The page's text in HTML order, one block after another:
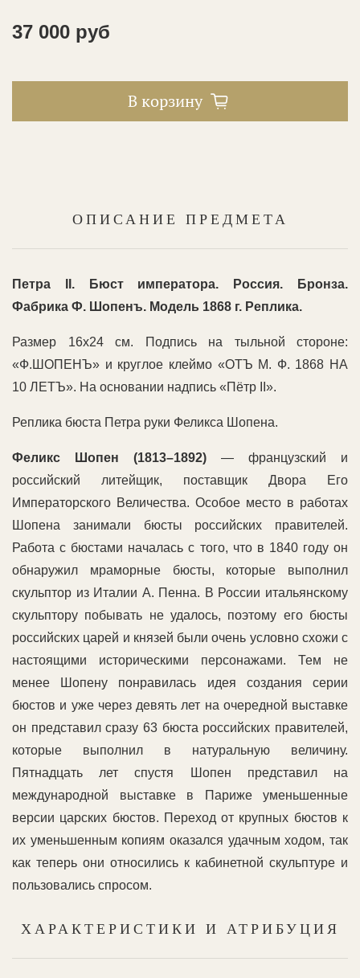
37 000 руб
В корзину
ОПИСАНИЕ ПРЕДМЕТА
Петра II. Бюст императора. Россия. Бронза.
Фабрика Ф. Шопенъ. Модель 1868 г. Реплика.
Размер 16х24 см. Подпись на тыльной стороне:
«Ф.ШОПЕНЪ» и круглое клеймо «ОТЪ М. Ф. 1868 НА
10 ЛЕТЪ». На основании надпись «Пётр II».
Реплика бюста Петра руки Феликса Шопена.
Феликс Шопен (1813–1892) — французский и
российский литейщик, поставщик Двора Его
Императорского Величества. Особое место в работах
Шопена занимали бюсты российских правителей.
Работа с бюстами началась с того, что в 1840 году он
обнаружил мраморные бюсты, которые выполнил
скульптор из Италии А. Пенна. В России итальянскому
скульптору побывать не удалось, поэтому его бюсты
российских царей и князей были очень условно схожи с
настоящими историческими персонажами. Тем не
менее Шопену понравилась идея создания серии
бюстов и уже через девять лет на очередной выставке
он представил сразу 63 бюста российских правителей,
которые выполнил в натуральную величину.
Пятнадцать лет спустя Шопен представил на
международной выставке в Париже уменьшенные
версии царских бюстов. Переход от крупных бюстов к
их уменьшенным копиям оказался удачным ходом, так
как теперь они относились к кабинетной скульптуре и
пользовались спросом.
ХАРАКТЕРИСТИКИ И АТРИБУЦИЯ